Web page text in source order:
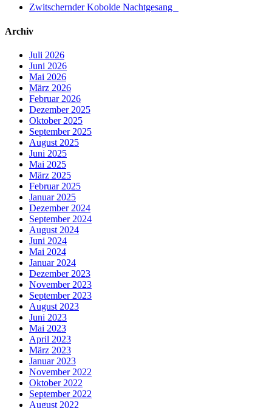
Zwitschernder Kobolde Nachtgesang
Archiv
Juli 2026
Juni 2026
Mai 2026
März 2026
Februar 2026
Dezember 2025
Oktober 2025
September 2025
August 2025
Juni 2025
Mai 2025
März 2025
Februar 2025
Januar 2025
Dezember 2024
September 2024
August 2024
Juni 2024
Mai 2024
Januar 2024
Dezember 2023
November 2023
September 2023
August 2023
Juni 2023
Mai 2023
April 2023
März 2023
Januar 2023
November 2022
Oktober 2022
September 2022
August 2022